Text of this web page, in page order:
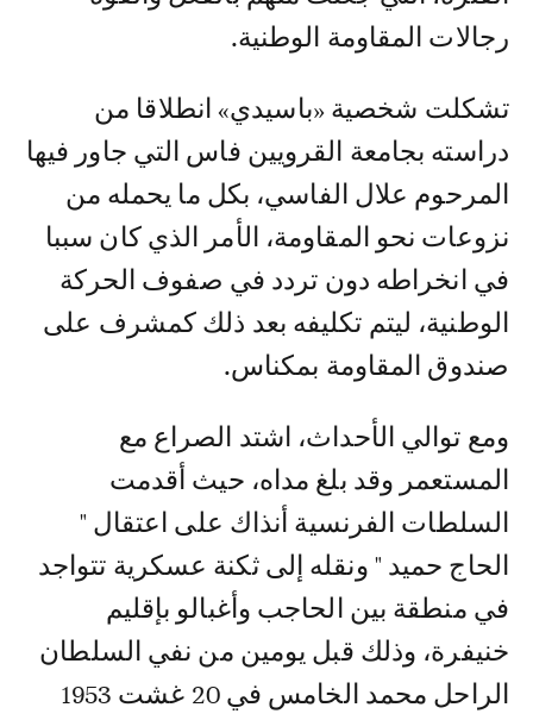
رجالات المقاومة الوطنية.
تشكلت شخصية «باسيدي» انطلاقا من
دراسته بجامعة القرويين فاس التي جاور فيها
المرحوم علال الفاسي، بكل ما يحمله من
نزوعات نحو المقاومة، الأمر الذي كان سببا
في انخراطه دون تردد في صفوف الحركة
الوطنية، ليتم تكليفه بعد ذلك كمشرف على
صندوق المقاومة بمكناس.
ومع توالي الأحداث، اشتد الصراع مع
المستعمر وقد بلغ مداه، حيث أقدمت
السلطات الفرنسية أنذاك على اعتقال "
الحاج حميد " ونقله إلى ثكنة عسكرية تتواجد
في منطقة بين الحاجب وأغبالو بإقليم
خنيفرة، وذلك قبل يومين من نفي السلطان
الراحل محمد الخامس في 20 غشت 1953